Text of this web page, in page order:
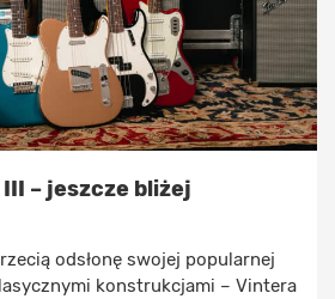
– jeszcze bliżej
odsłonę swojej popularnej
konstrukcjami – Vintera